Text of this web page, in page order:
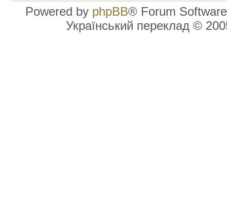
Powered by phpBB® Forum
Український переклад ©